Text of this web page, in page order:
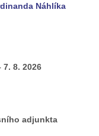
Náhlíka
8. 2026
adjunkta